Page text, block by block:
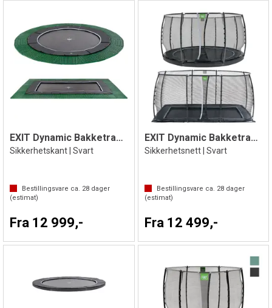
EXIT Dynamic Bakketrampoline
Sikkerhetskant | Svart
Bestillingsvare ca. 28 dager
(estimat)
Fra 12 999,-
EXIT Dynamic Bakketrampoline
Sikkerhetsnett | Svart
Bestillingsvare ca. 28dager
(estimat)
Fra 12 499,-